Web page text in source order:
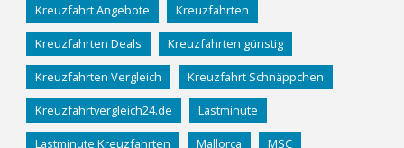
Kreuzfahrt Angebote Kreuzfahrten
Kreuzfahrten Deals Kreuzfahrten günstig
Kreuzfahrten Vergleich Kreuzfahrt Schnäppchen
Kreuzfahrtvergleich24.de Lastminute
Lastminute Kreuzfahrten Mallorca MSC